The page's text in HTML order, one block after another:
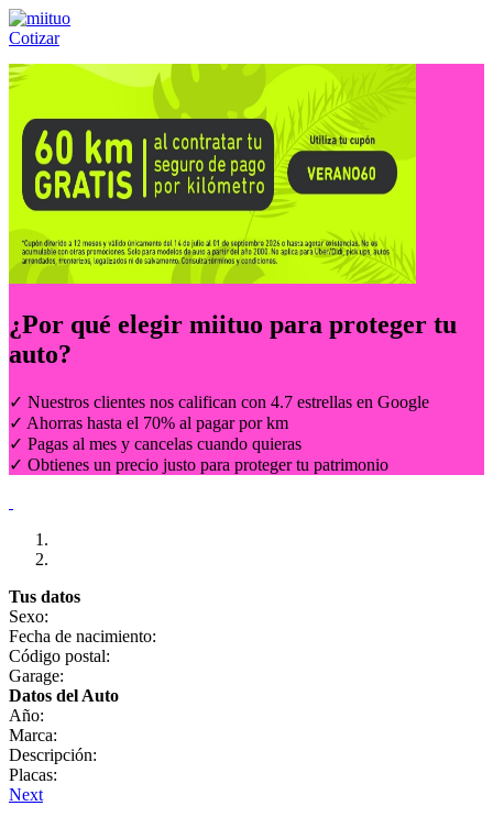
Cotizar
Llámanos al:(55) 84-21-05-00 ó
¿Por qué elegir miituo para proteger tu
auto?
✓ Nuestros clientes nos califican con 4.7 estrellas en Google
✓ Ahorras hasta el 70% al pagar por km
✓ Pagas al mes y cancelas cuando quieras
✓ Obtienes un precio justo para proteger tu patrimonio
Tus datos
Sexo:
Fecha de nacimiento:
Código postal:
Garage:
Datos del Auto
Año:
Marca:
Descripción:
Placas:
Next